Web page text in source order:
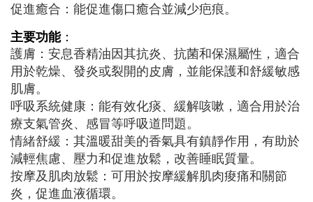
促進癒合：能促進傷口癒合並減少疤痕。
主要功能：
護膚：安息香精油因其抗炎、抗菌和保濕屬性，適合
用於乾燥、發炎或裂開的皮膚，並能保護和舒緩敏感
肌膚。
呼吸系統健康：能有效化痰、緩解咳嗽，適合用於治
療支氣管炎、感冒等呼吸道問題。
情緒舒緩：其溫暖甜美的香氣具有鎮靜作用，有助於
減輕焦慮、壓力和促進放鬆，改善睡眠質量。
按摩及肌肉放鬆：可用於按摩緩解肌肉痠痛和關節
炎，促進血液循環。